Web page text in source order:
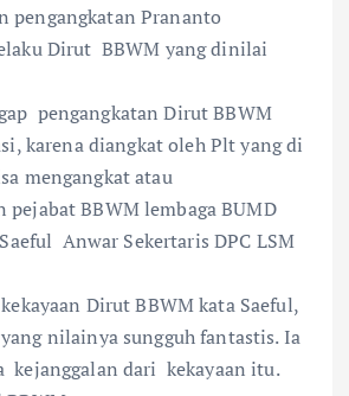
pengangkatan Prananto
Dirut BBWM yang dinilai
pengangkatan Dirut BBWM
karena diangkat oleh Plt yang di
mengangkat atau
BBWM lembaga BUMD
Anwar Sekertaris DPC LSM
Dirut BBWM kata Saeful,
nilainya sungguh fantastis. Ia
kejanggalan dari kekayaan itu.